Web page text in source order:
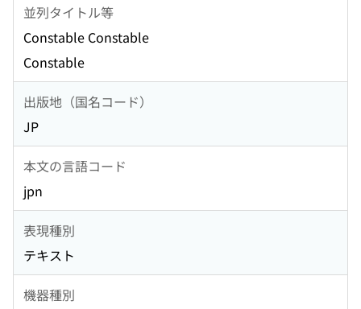
並列タイトル等
Constable Constable
Constable
出版地（国名コード）
JP
本文の言語コード
jpn
表現種別
テキスト
機器種別